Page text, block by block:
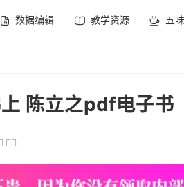
数据编辑 教学资源 五
陈立之pdf电子书